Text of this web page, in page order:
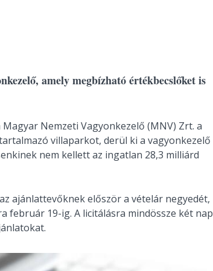
amely megbízható értékbecslőket is
Nemzeti Vagyonkezelő (MNV) Zrt. a
villaparkot, derül ki a vagyonkezelő
nem kellett az ingatlan 28,3 milliárd
ajánlattevőknek először a vételár negyedét,
19-ig. A licitálásra mindössze két nap